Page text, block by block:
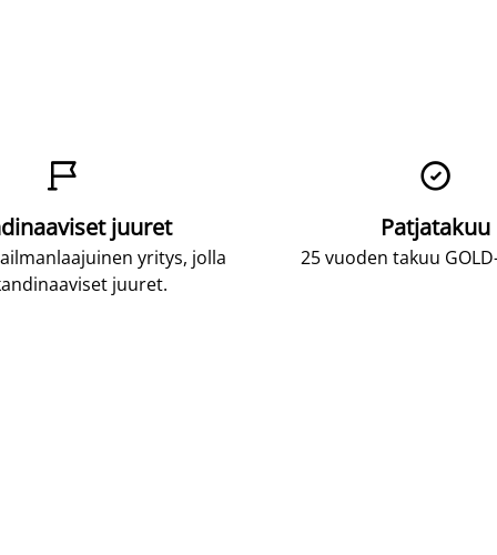

juuret
yritys, jolla
juuret.

Patjatakuu
25 vuoden takuu